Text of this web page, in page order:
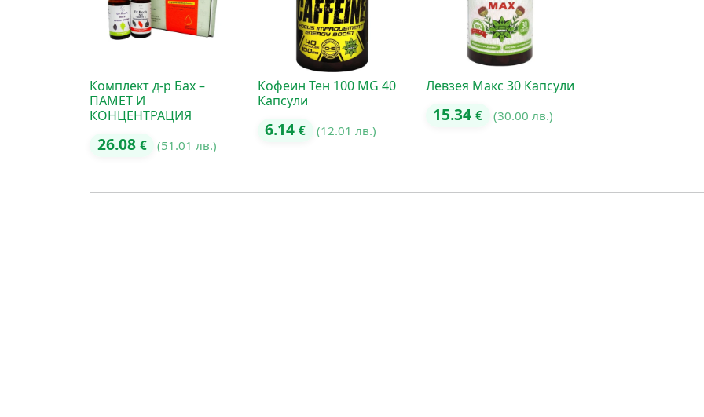
Комплект д-р Бах –
ПАМЕТ И
КОНЦЕНТРАЦИЯ
26.08 € (51.01 лв.)
Кофеин Тен 100 MG 40
Капсули
6.14€ (12.01 лв.)
Левзея Макс 30 Капсули
15.34€ (30.00 лв.)